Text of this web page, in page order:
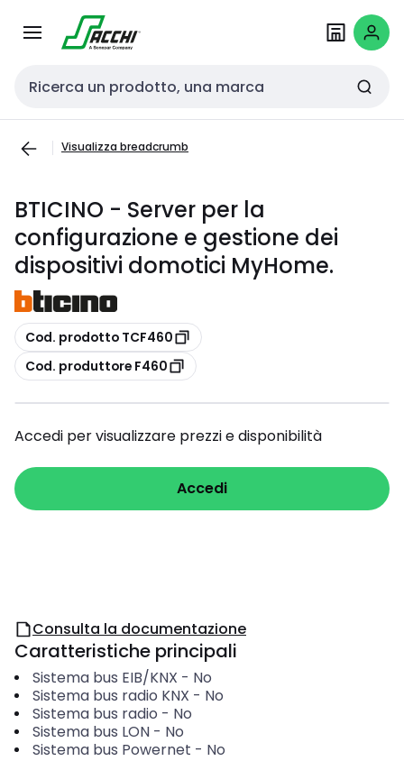
navigazionecontenuto
Cerca input
Visualizza breadcrumb
BTICINO - Server per la
configurazione e gestione dei
dispositivi domotici MyHome.
copia
Cod. prodotto TCF460
copia
Cod. produttore F460
Accedi per visualizzare prezzi e disponibilità
Accedi
Consulta la documentazione
Caratteristiche principali
Sistema bus EIB/KNX - No
Sistema bus radio KNX - No
Sistema bus radio - No
Sistema bus LON- No
Sistema bus Powernet - No